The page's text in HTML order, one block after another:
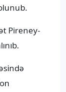
Pireney-